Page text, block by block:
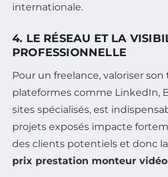
internationale.
4. LE RÉSEAU ET LA
PROFESSIONNELLE
Pour un freelance, valoriser son
plateformes comme LinkedIn,
sites spécialisés, est
projets exposés impacte
des clients potentiels et donc la
prix prestation monteur vidéo